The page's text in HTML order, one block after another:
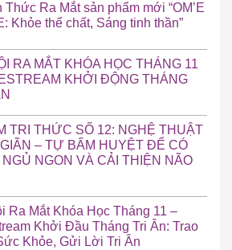
Thức Ra Mắt sản phẩm mới “OM’E
Khỏe thể chất, Sáng tinh thần”
RA MẮT KHÓA HỌC THÁNG 11
KHỞI ĐỘNG THÁNG
TRI THỨC SỐ 12: NGHỆ THUẬT
– TỰ BẤM HUYỆT ĐỂ CÓ
NGỦ NGON VÀ CẢI THIỆN NÃO
Ra Mắt Khóa Học Tháng 11 –
Khởi Đầu Tháng Tri Ân: Trao
Khỏe, Gửi Lời Tri Ân